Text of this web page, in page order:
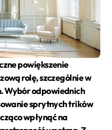
powiększenie
rolę, szczególnie w
Wybór odpowiednich
sprytnych trików
wpłynąć na